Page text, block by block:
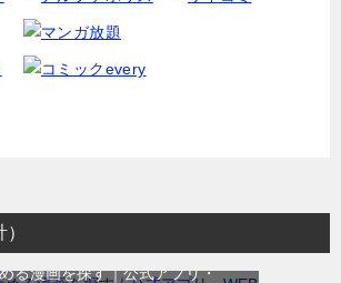
る漫画を探す｜公式アプリ・